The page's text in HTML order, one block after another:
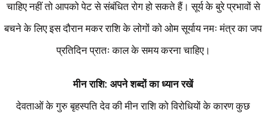
चाहिए नहीं तो आपको पेट से संबंधित रोग हो सकते हैं। सूर्य के बुरे प्रभावों से
बचने के लिए इस दौरान मकर राशि के लोगों को ओम सूर्याय नमः मंत्र का जप
प्रतिदिन प्रातः काल के समय करना चाहिए।
मीन राशि: अपने शब्दों का ध्यान रखें
देवताओं के गुरु बृहस्पति देव की मीन राशि को विरोधियों के कारण कुछ